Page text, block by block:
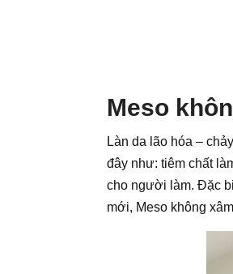
Meso
Làn da lão hóa –
đây như: tiêm chất
cho người làm. Đặc
mới, Meso không